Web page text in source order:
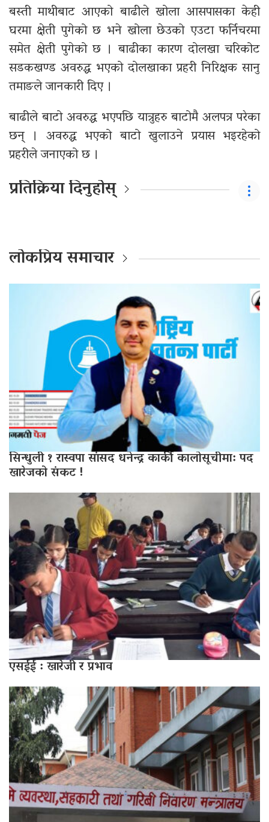
बस्ती माथीबाट आएको बाढीले खोला आसपासका केही
घरमा क्षेती पुगेको छ भने खोला छेउको एउटा फर्निचरमा
समेत क्षेती पुगेको छ । बाढीका कारण दोलखा चरिकोट
सडकखण्ड अवरुद्ध भएको दोलखाका प्रहरी निरिक्षक सानु
तमाङले जानकारी दिए ।
बाढीले बाटो अवरुद्ध भएपछि यात्रुहरु बाटोमै अलपत्र परेका
छन् । अवरुद्ध भएको बाटो खुलाउने प्रयास भइरहेको
प्रहरीले जनाएको छ ।
प्रतिक्रिया दिनुहोस्
लोकप्रिय समाचार
सिन्धुली १ रास्वपा सांसद धनेन्द्र कार्की कालोसूचीमा: पद
खारेजको संकट !
एसईई : खारेजी र प्रभाव